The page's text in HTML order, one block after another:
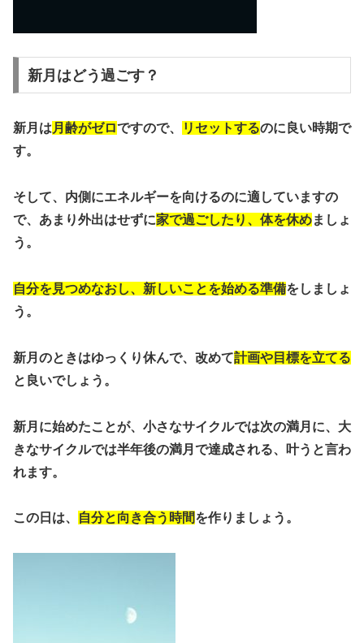
新月はどう過ごす？
新月は 月齢がゼロですので、 リセットするのに良い時期で
す。
そして、内側にエネルギーを向けるのに適していますの
で、あまり外出はせずに家で過ごしたり、体を休めましょ
う。
自分を見つめなおし、新しいことを始める準備をしましょ
う。
新月のときはゆっくり休んで、改めて計画や目標を立てる
と良いでしょう。
新月に始めたことが、小さなサイクルでは次の満月に、大
きなサイクルでは半年後の満月で達成される、叶うと言わ
れます。
この日は、 自分と向き合う時間を作りましょう。